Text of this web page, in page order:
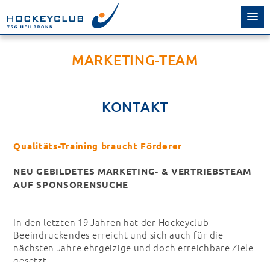
MARKETING-TEAM
KONTAKT
Qualitäts-Training braucht Förderer
NEU GEBILDETES MARKETING- & VERTRIEBSTEAM
AUF SPONSORENSUCHE
In den letzten 19 Jahren hat der Hockeyclub
Beeindruckendes erreicht und sich auch für die
nächsten Jahre ehrgeizige und doch erreichbare Ziele